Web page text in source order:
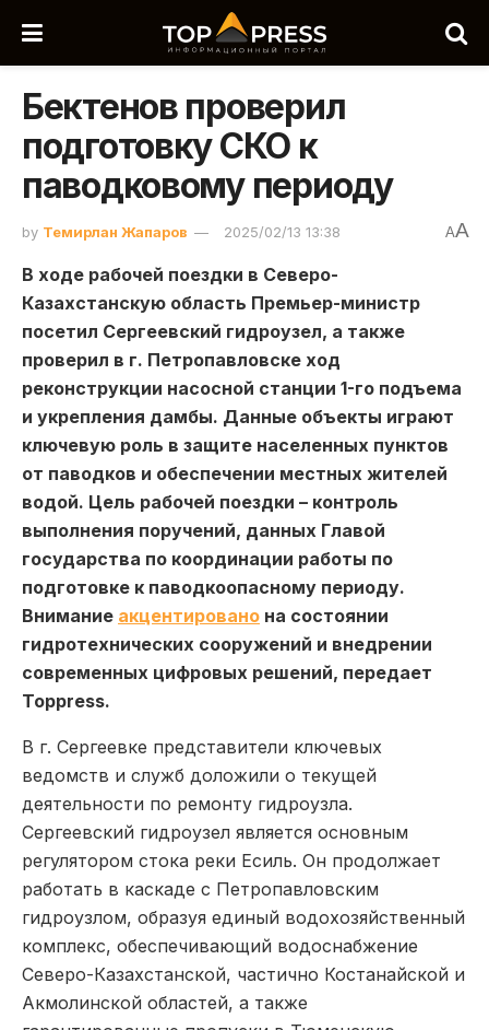
Бектенов проверил
подготовку СКО к
паводковому периоду
by Темирлан Жапаров 2025/02/13 13:38 AA
В ходе рабочей поездки в Северо-
Казахстанскую область Премьер-министр
посетил Сергеевский гидроузел, а также
проверил в г. Петропавловске ход
реконструкции насосной станции 1-го подъема
и укрепления дамбы. Данные объекты играют
ключевую роль в защите населенных пунктов
от паводков и обеспечении местных жителей
водой. Цель рабочей поездки – контроль
выполнения поручений, данных Главой
государства по координации работы по
подготовке к паводкоопасному периоду.
Внимание акцентировано на состоянии
гидротехнических сооружений и внедрении
современных цифровых решений, передает
Toppress.
В г. Сергеевке представители ключевых
ведомств и служб доложили о текущей
деятельности по ремонту гидроузла.
Сергеевский гидроузел является основным
регулятором стока реки Есиль. Он продолжает
работать в каскаде с Петропавловским
гидроузлом, образуя единый водохозяйственный
комплекс, обеспечивающий водоснабжение
Северо-Казахстанской, частично Костанайской и
Акмолинской областей, а также